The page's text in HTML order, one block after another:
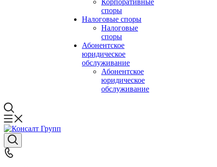
Корпоративные
споры
Налоговые споры
Налоговые
споры
Абонентское
юридическое
обслуживание
Абонентское
юридическое
обслуживание